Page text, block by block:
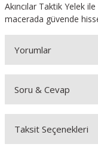
Akıncılar Taktik Yelek ile
macerada güvende
Yorumlar
Bu
Soru & Cevap
Ürün
Taksit Seçenekleri